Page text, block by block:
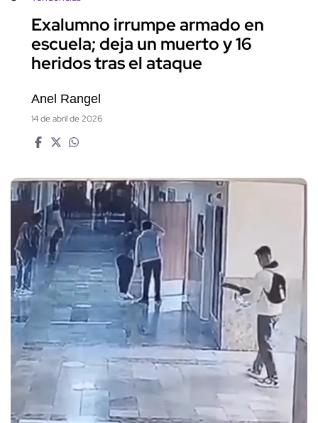
Exalumno irrumpe armado en
escuela; deja un muerto y 16
heridos tras el ataque
Anel Rangel
14 de abril de 2026